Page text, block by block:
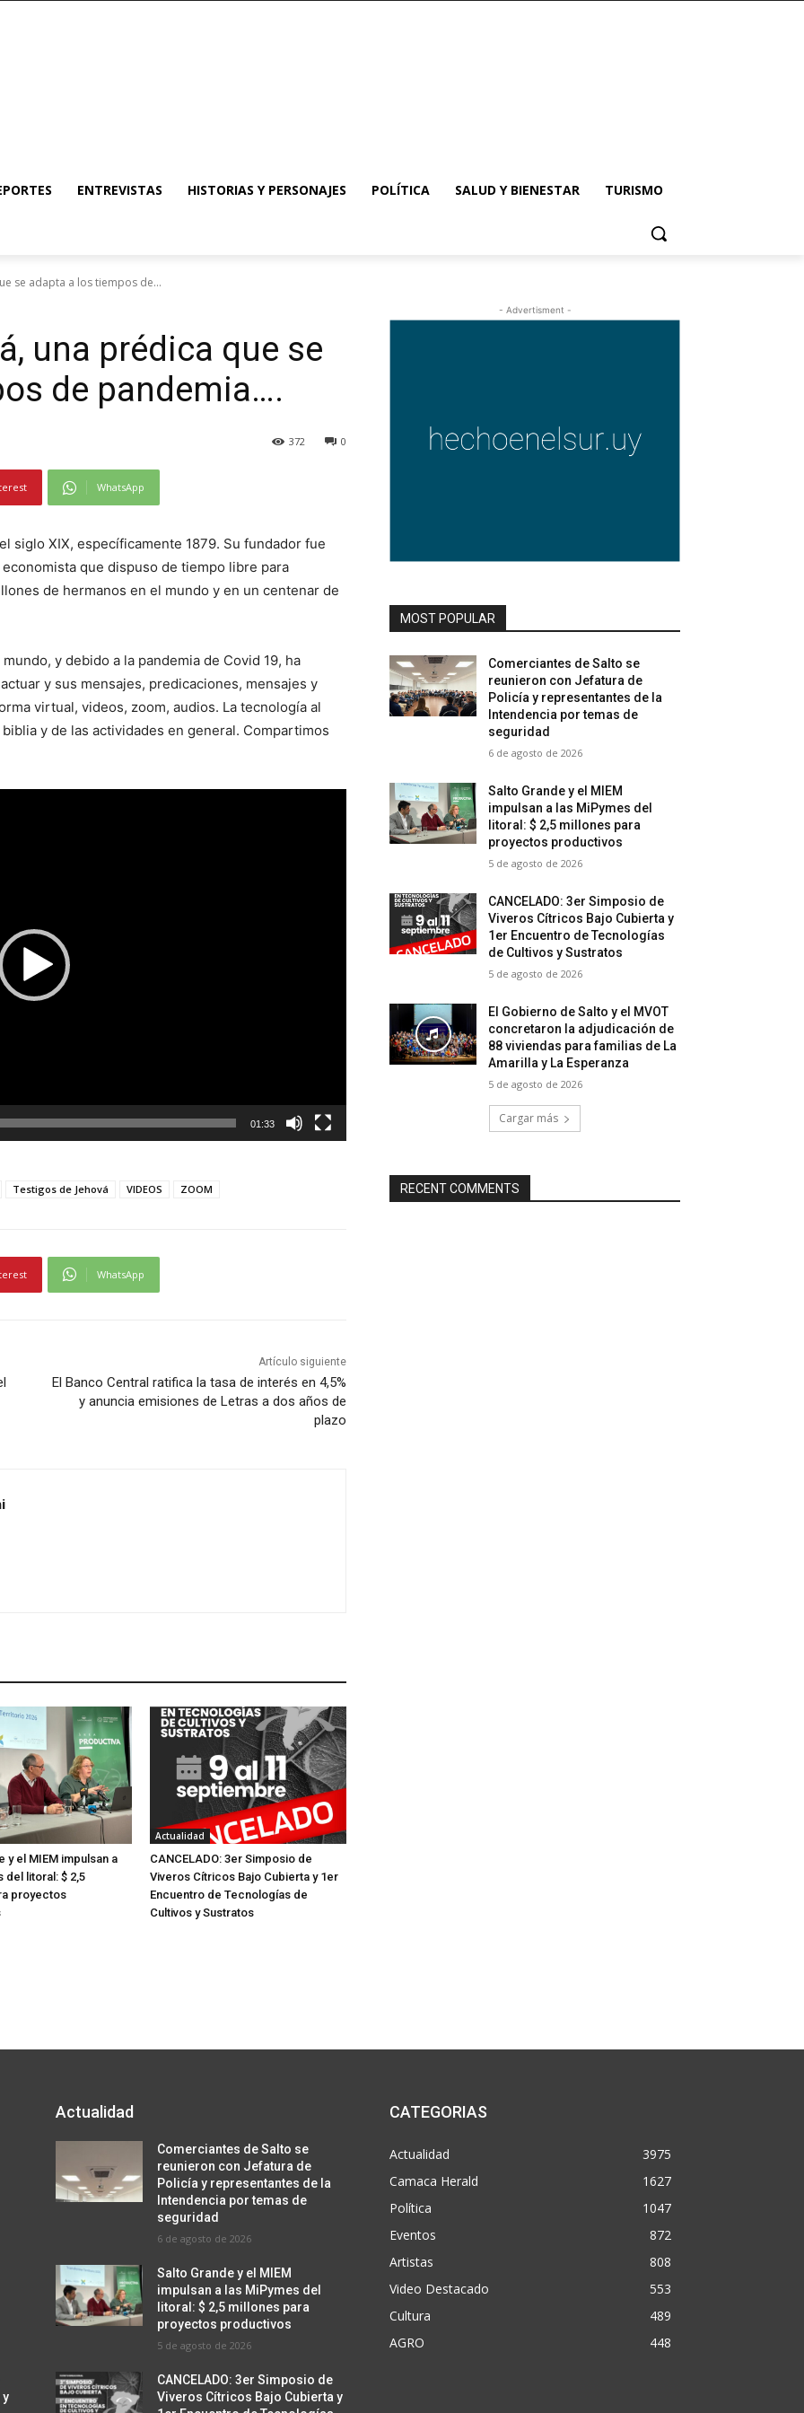
ENTREVISTAS HISTORIAS Y PERSONAJES POLÍTICA SALUD Y BIENESTAR TURISMO
se adapta a los tiempos de...
una prédica que se
de pandemia….
0
372
WhatsApp
siglo XIX, específicamente 1879. Su fundador fue
que dispuso de tiempo libre para
de hermanos en el mundo y en un centenar de
y debido a la pandemia de Covid 19, ha
y sus mensajes, predicaciones, mensajes y
virtual, videos, zoom, audios. La tecnología al
y de las actividades en general. Compartimos
01:33
Testigos de Jehová VIDEOS ZOOM
WhatsApp
Artículo siguiente
El Banco Central ratifica la tasa de interés en 4,5%
y anuncia emisiones de Letras a dos años de
plazo
y el MIEM impulsan a
del litoral: $ 2,5
proyectos
Actualidad
CANCELADO: 3er Simposio de
Viveros Cítricos Bajo Cubierta y 1er
Encuentro de Tecnologías de
Cultivos y Sustratos
- Advertisment -
MOST POPULAR
Comerciantes de Salto se
reunieron con Jefatura de
Policía y representantes de la
Intendencia por temas de
seguridad
6 de agosto de 2026
Salto Grande y el MIEM
impulsan a las MiPymes del
litoral: $ 2,5 millones para
proyectos productivos
5 de agosto de 2026
CANCELADO: 3er Simposio de
Viveros Cítricos Bajo Cubierta y
1er Encuentro de Tecnologías
de Cultivos y Sustratos
5 de agosto de 2026
El Gobierno de Salto y el MVOT
concretaron la adjudicación de
88 viviendas para familias de La
Amarilla y La Esperanza
5 de agosto de 2026
Cargar más
RECENT COMMENTS
y
Actualidad
Comerciantes de Salto se
reunieron con Jefatura de
Policía y representantes de la
Intendencia por temas de
seguridad
6 de agosto de 2026
Salto Grande y el MIEM
impulsan a las MiPymes del
litoral: $ 2,5 millones para
proyectos productivos
5 de agosto de 2026
CANCELADO: 3er Simposio de
Viveros Cítricos Bajo Cubierta y
CATEGORIAS
Actualidad
3975
Camaca Herald
1627
Política
1047
Eventos
872
Artistas
808
Video Destacado
553
Cultura
489
AGRO
448